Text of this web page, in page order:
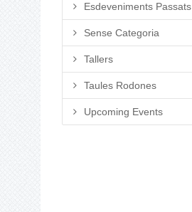
Esdeveniments Passats
Sense Categoria
Tallers
Taules Rodones
Upcoming Events